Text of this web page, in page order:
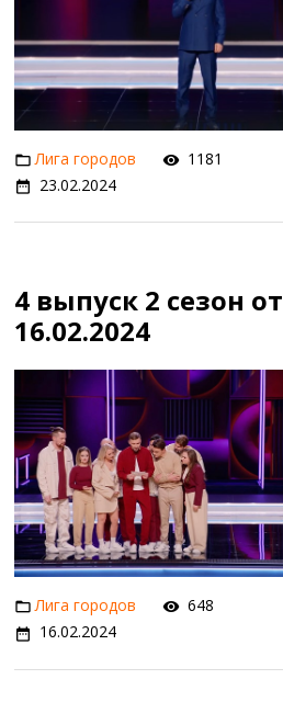
Лига городов
1181
23.02.2024
4 выпуск 2 сезон от
16.02.2024
Лига городов
648
16.02.2024